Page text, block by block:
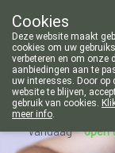
Vandaag open
Cookies
Deze website maakt
cookies om uw
verbeteren en om onze
aanbiedingen aan te
uw interesses. Door op
website te blijven,
gebruik van cookies.
meer info.